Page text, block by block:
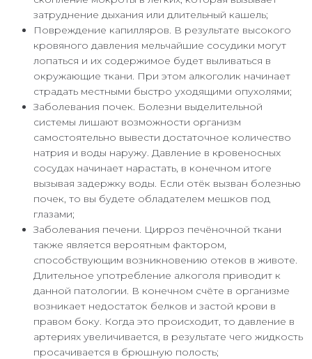
затруднение дыхания или длительный кашель;
Повреждение капилляров. В результате высокого
кровяного давления мельчайшие сосудики могут
лопаться и их содержимое будет выливаться в
окружающие ткани. При этом алкоголик начинает
страдать местными быстро уходящими опухолями;
Заболевания почек. Болезни выделительной
системы лишают возможности организм
самостоятельно вывести достаточное количество
натрия и воды наружу. Давление в кровеносных
сосудах начинает нарастать, в конечном итоге
вызывая задержку воды. Если отёк вызван болезнью
почек, то вы будете обладателем мешков под
глазами;
Заболевания печени. Цирроз печёночной ткани
также является вероятным фактором,
способствующим возникновению отеков в животе.
Длительное употребление алкоголя приводит к
данной патологии. В конечном счёте в организме
возникает недостаток белков и застой крови в
правом боку. Когда это происходит, то давление в
артериях увеличивается, в результате чего жидкость
просачивается в брюшную полость;